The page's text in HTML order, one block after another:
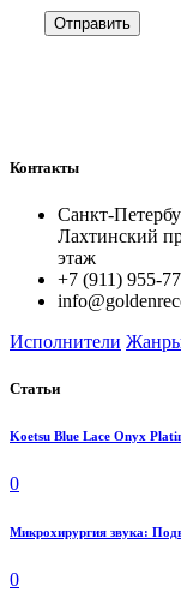
Контакты
Санкт-
Лахтинский
этаж
+7 (911) 955-
Исполнители
Статьи
Koetsu Blue Lace Onyx
0
Микрохирургия звука:
0